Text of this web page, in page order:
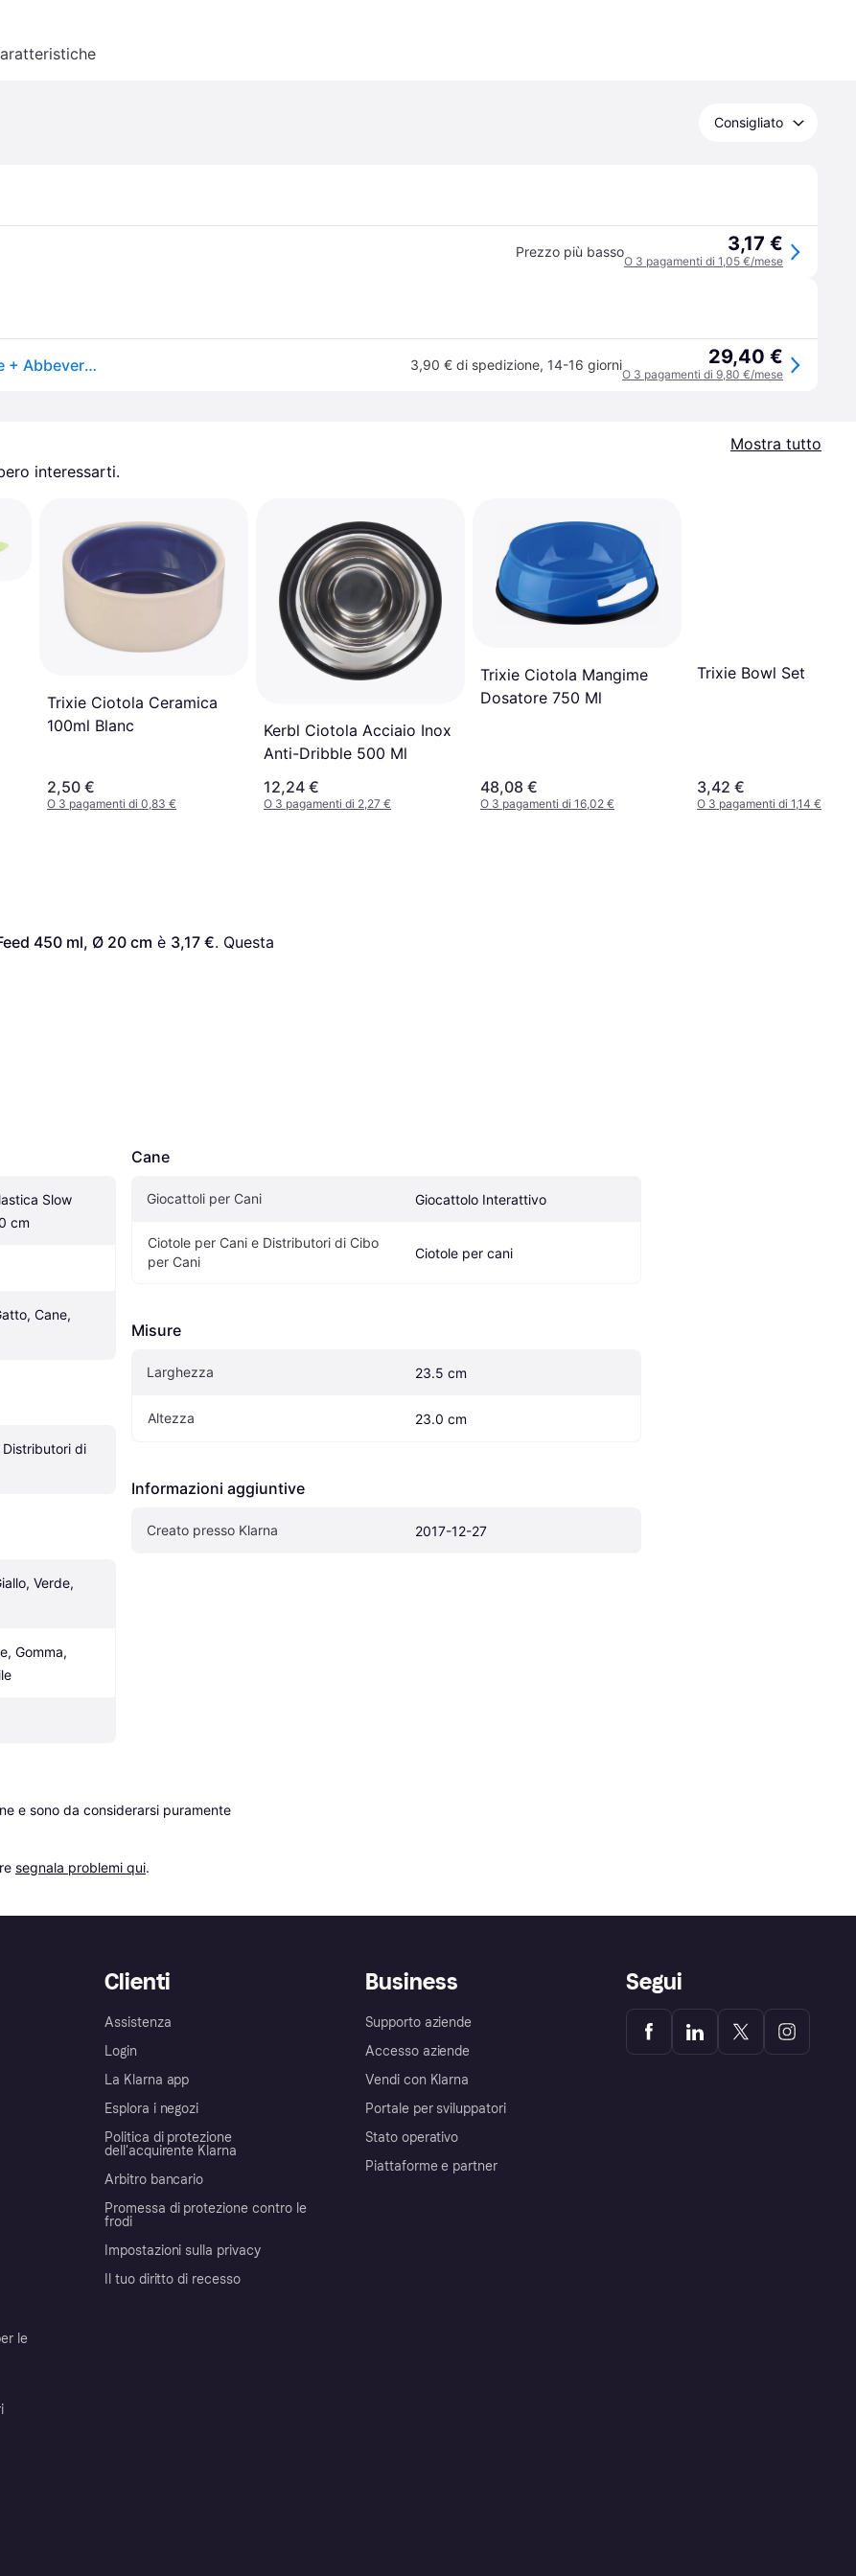
Consigliato
Prezzo più basso 3,17 €
O 3 pagamenti di 1,05 €/mese
4x Trixie alimentazione lenta (45cl), Ciotola mangime + Abbeveratoio 3,90 € di spedizione, 14-16 giorni 29,40 €
O 3 pagamenti di 9,80 €/mese
Mostra tutto
interessarti.
Trixie Ciotola Ceramica
100ml Blanc
2,50 €
O 3 pagamenti di 0,83 €
Kerbl Ciotola Acciaio Inox
Anti-Dribble 500 Ml
12,24 €
O 3 pagamenti di 2,27 €
Trixie Ciotola Mangime
Dosatore 750 Ml
48,08 €
O 3 pagamenti di 16,02 €
Trixie Bowl Set
3,42 €
O 3 pagamenti di 1,14 €
450 ml, Ø 20 cm è 3,17 €. Questa
Slow
cm
Cane,
di
Verde,
Gomma,
Cane
Giocattoli per Cani Giocattolo Interattivo
Ciotole per Cani e Distributori di Cibo
per Cani
Ciotole per cani
Misure
Larghezza 23.5 cm
Altezza 23.0 cm
Informazioni aggiuntive
Creato presso Klarna 2017-12-27
e sono da considerarsi puramente
segnala problemi qui.
le
Clienti
Assistenza
Login
La Klarna app
Esplora i negozi
Politica di protezione
dell'acquirente Klarna
Arbitro bancario
Promessa di protezione contro le
frodi
Impostazioni sulla privacy
Il tuo diritto di recesso
Business
Supporto aziende
Accesso aziende
Vendi con Klarna
Portale per sviluppatori
Stato operativo
Piattaforme e partner
Segui